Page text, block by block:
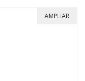
AMPLIAR